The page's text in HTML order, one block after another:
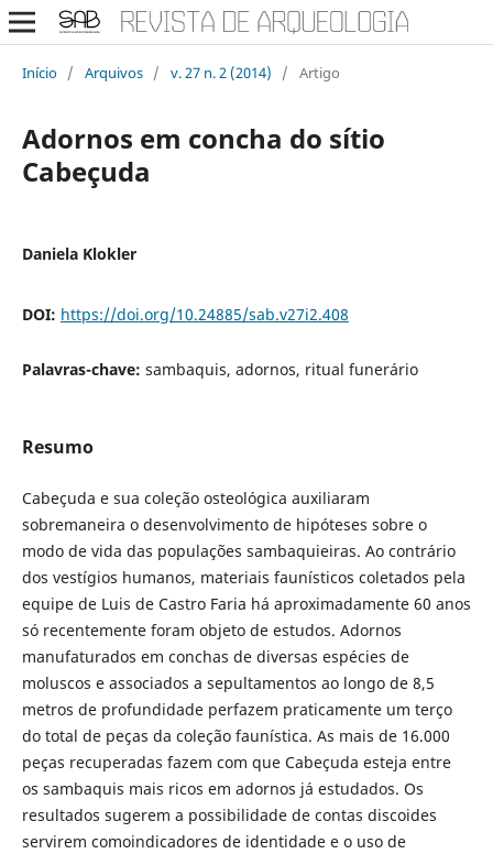
Início / Arquivos / v. 27 n. 2 (2014) / Artigo
Adornos em concha do sítio
Cabeçuda
Daniela Klokler
DOI: https://doi.org/10.24885/sab.v27i2.408
Palavras-chave: sambaquis, adornos, ritual funerário
Resumo
Cabeçuda e sua coleção osteológica auxiliaram
sobremaneira o desenvolvimento de hipóteses sobre o
modo de vida das populações sambaquieiras. Ao contrário
dos vestígios humanos, materiais faunísticos coletados pela
equipe de Luis de Castro Faria há aproximadamente 60 anos
só recentemente foram objeto de estudos. Adornos
manufaturados em conchas de diversas espécies de
moluscos e associados a sepultamentos ao longo de 8,5
metros de profundidade perfazem praticamente um terço
do total de peças da coleção faunística. As mais de 16.000
peças recuperadas fazem com que Cabeçuda esteja entre
os sambaquis mais ricos em adornos já estudados. Os
resultados sugerem a possibilidade de contas discoides
servirem comoindicadores de identidade e o uso de